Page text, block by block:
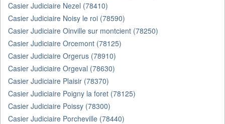
Casier Judiciaire Nezel (78410)
Casier Judiciaire Noisy le roi (78590)
Casier Judiciaire Oinville sur montcient (78250)
Casier Judiciaire Orcemont (78125)
Casier Judiciaire Orgerus (78910)
Casier Judiciaire Orgeval (78630)
Casier Judiciaire Plaisir (78370)
Casier Judiciaire Poigny la foret (78125)
Casier Judiciaire Poissy (78300)
Casier Judiciaire Porcheville (78440)